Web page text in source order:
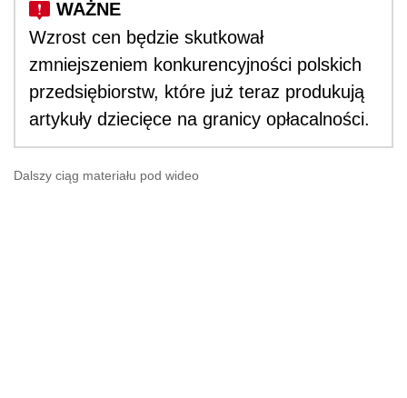
Wzrost cen będzie skutkował
zmniejszeniem konkurencyjności polskich
przedsiębiorstw, które już teraz produkują
artykuły dziecięce na granicy opłacalności.
Dalszy ciąg materiału pod wideo